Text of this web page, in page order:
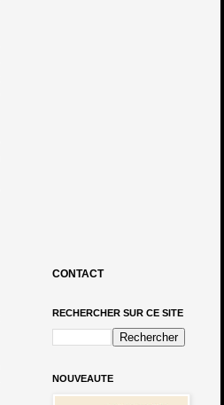
CONTACT
RECHERCHER SUR CE SITE
NOUVEAUTE